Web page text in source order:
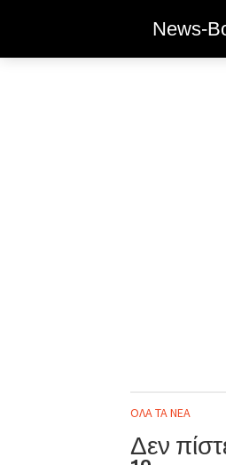
News-
ΟΛΑ ΤΑ ΝΕΑ
Δεν